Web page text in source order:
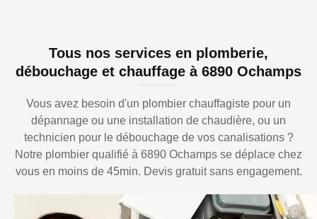
Tous nos services en plomberie,
débouchage et chauffage à 6890 Ochamps
Vous avez besoin d'un plombier chauffagiste pour un
dépannage ou une installation de chaudière, ou un
technicien pour le débouchage de vos canalisations ?
Notre plombier qualifié à 6890 Ochamps se déplace chez
vous en moins de 45min. Devis gratuit sans engagement.